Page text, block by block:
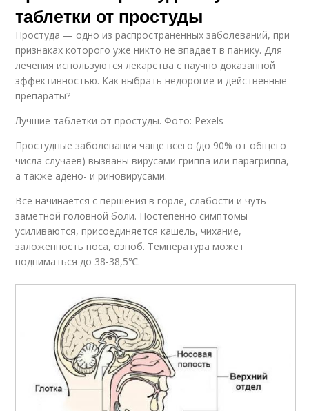
таблетки от простуды
Простуда — одно из распространенных заболеваний, при
признаках которого уже никто не впадает в панику. Для
лечения используются лекарства с научно доказанной
эффективностью. Как выбрать недорогие и действенные
препараты?
Лучшие таблетки от простуды. Фото: Pexels
Простудные заболевания чаще всего (до 90% от общего
числа случаев) вызваны вирусами гриппа или парагриппа,
а также адено- и риновирусами.
Все начинается с першения в горле, слабости и чуть
заметной головной боли. Постепенно симптомы
усиливаются, присоединяется кашель, чихание,
заложенность носа, озноб. Температура может
подниматься до 38-38,5℃.